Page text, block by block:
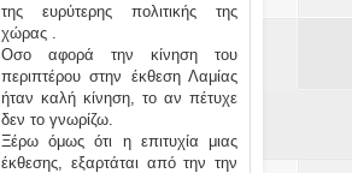
της ευρύτερης πολιτικής της
χώρας .
Οσο αφορά την κίνηση του
περιπτέρου στην έκθεση Λαμίας
ήταν καλή κίνηση, το αν πέτυχε
δεν το γνωρίζω.
Ξέρω όμως ότι η επιτυχία μιας
έκθεσης, εξαρτάται από την την